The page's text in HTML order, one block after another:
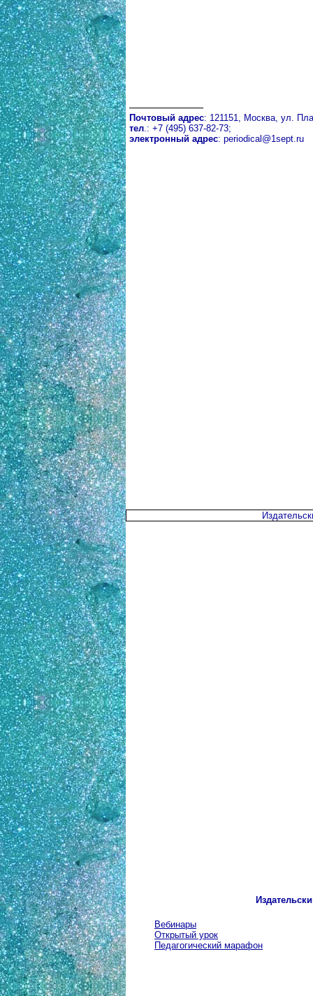
Почтовый адрес: 121151, Москва, ул.
тел.: +7 (495) 637-82-73;
электронный адрес: periodical@1sept.ru
Вебинары
Открытый урок
Педагогический марафон